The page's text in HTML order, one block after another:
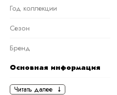
Год коллекции
Сезон
Бренд
Основная информация
черный
Читать далее